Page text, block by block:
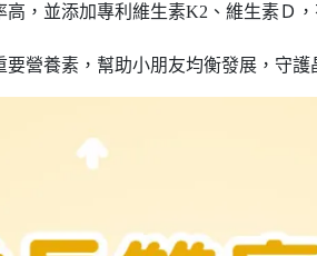
高，並添加專利維生素K2、維生素Ｄ
營養素，幫助小朋友均衡發展，守護